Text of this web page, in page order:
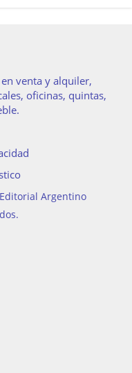
venta y alquiler,
oficinas, quintas,
Argentino